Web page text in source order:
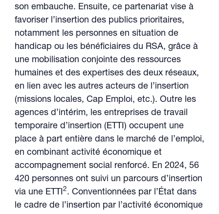
son embauche. Ensuite, ce partenariat vise à
favoriser l’insertion des publics prioritaires,
notamment les personnes en situation de
handicap ou les bénéficiaires du RSA, grâce à
une mobilisation conjointe des ressources
humaines et des expertises des deux réseaux,
en lien avec les autres acteurs de l’insertion
(missions locales, Cap Emploi, etc.). Outre les
agences d’intérim, les entreprises de travail
temporaire d’insertion (ETTI) occupent une
place à part entière dans le marché de l’emploi,
en combinant activité économique et
accompagnement social renforcé. En 2024, 56
420 personnes ont suivi un parcours d’insertion
via une ETTI2. Conventionnées par l’État dans
le cadre de l’insertion par l’activité économique